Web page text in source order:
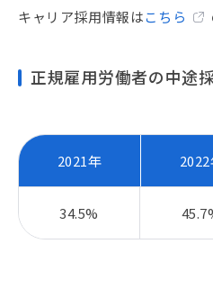
キャリア採用情報はこちら
正規雇用労働者の中途
2021年
34.5%